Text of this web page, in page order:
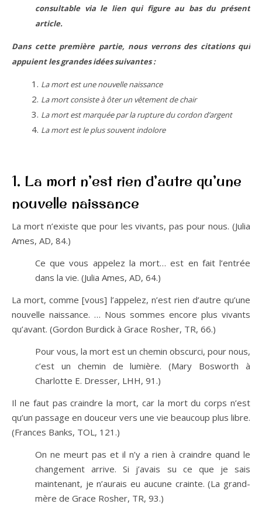
consultable via le lien qui figure au bas du présent
article.
Dans cette première partie, nous verrons des citations qui
appuient les grandes idées suivantes :
La mort est une nouvelle naissance
La mort consiste à ôter un vêtement de chair
La mort est marquée par la rupture du cordon d’argent
La mort est le plus souvent indolore
1. La mort n’est rien d’autre qu’une
nouvelle naissance
La mort n’existe que pour les vivants, pas pour nous. (Julia
Ames, AD, 84.)
Ce que vous appelez la mort… est en fait l’entrée
dans la vie. (Julia Ames, AD, 64.)
La mort, comme [vous] l’appelez, n’est rien d’autre qu’une
nouvelle naissance. … Nous sommes encore plus vivants
qu’avant. (Gordon Burdick à Grace Rosher, TR, 66.)
Pour vous, la mort est un chemin obscurci, pour nous,
c’est un chemin de lumière. (Mary Bosworth à
Charlotte E. Dresser, LHH, 91.)
Il ne faut pas craindre la mort, car la mort du corps n’est
qu’un passage en douceur vers une vie beaucoup plus libre.
(Frances Banks, TOL, 121.)
On ne meurt pas et il n’y a rien à craindre quand le
changement arrive. Si j’avais su ce que je sais
maintenant, je n’aurais eu aucune crainte. (La grand-
mère de Grace Rosher, TR, 93.)